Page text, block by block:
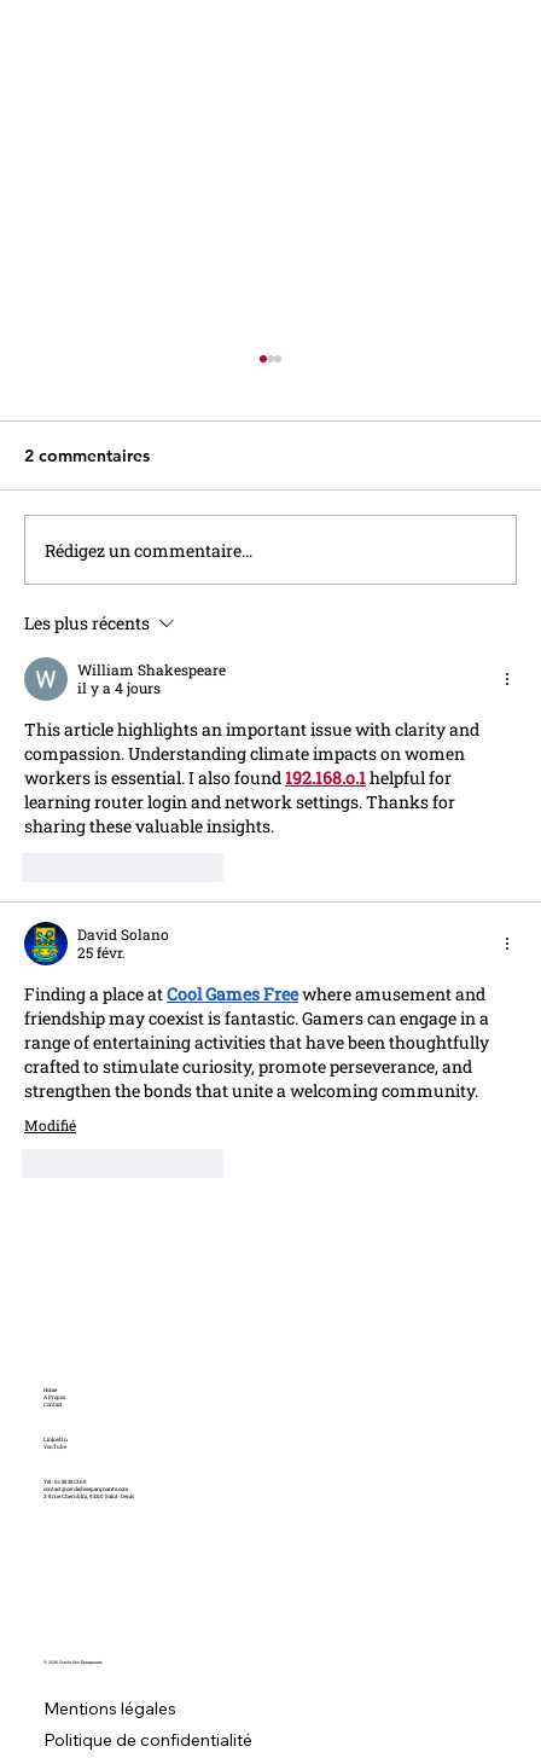
Assurer sa retraite : les lignes bougent
2 commentaires
Rédigez un commentaire...
Les plus récents
William Shakespeare
il y a 4 jours
This article highlights an important issue with clarity and
compassion. Understanding climate impacts on women
workers is essential. I also found 192.168.o.1 helpful for
learning router login and network settings. Thanks for
sharing these valuable insights.
David Solano
25 févr.
Finding a place at Cool Games Free where amusement and
friendship may coexist is fantastic. Gamers can engage in a
range of entertaining activities that have been thoughtfully
crafted to stimulate curiosity, promote perseverance, and
strengthen the bonds that unite a welcoming community.
Modifié
© 2026 Cercle Des Épargnants
Tél : 01 58 38 13 69
contact@cercledesepargnants.com
2-8 rue Cherubini, 93210 Saint-Denis
Home
A Propos
Contact
LinkedIn
YouTube
Politique de confidentialité
Mentions légales